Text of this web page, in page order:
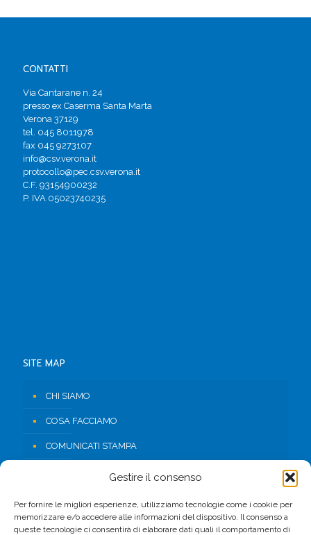
Gestire il consenso
Per fornire le migliori esperienze, utilizziamo tecnologie come i cookie per
memorizzare e/o accedere alle informazioni del dispositivo. Il consenso a
queste tecnologie ci consentirà di elaborare dati quali il comportamento di
CONTATTI
Via Cantarane n. 24
presso ex Caserma Santa Marta
Verona 37129
tel. 045 8011978
fax 045 9273107
info@csv.verona.it
protocollo@pec.csv.verona.it
C.F. 93154900232
P. IVA 05023740235
SITE MAP
CHI SIAMO
COSA FACCIAMO
COMUNICATI STAMPA
AREA RISERVATA